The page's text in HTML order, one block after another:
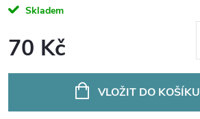
Skladem
70 Kč
VLOŽIT DO KOŠÍKU